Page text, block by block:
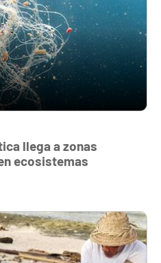
llega a zonas
ecosistemas